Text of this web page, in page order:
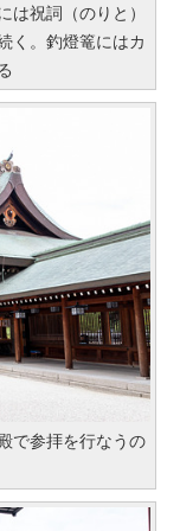
は祝詞（のりと）
く。釣燈篭にはカ
で参拝を行なうの